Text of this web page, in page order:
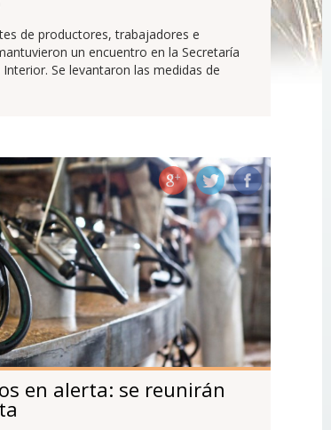
de productores, trabajadores e
un encuentro en la Secretaría
Se levantaron las medidas de
en alerta: se reunirán